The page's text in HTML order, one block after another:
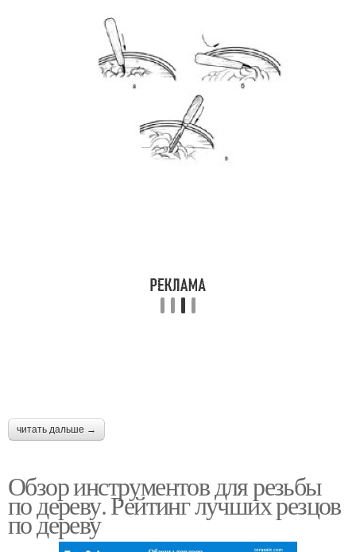
читать дальше →
Обзор инструментов для резьбы
по дереву. Рейтинг лучших резцов
по дереву